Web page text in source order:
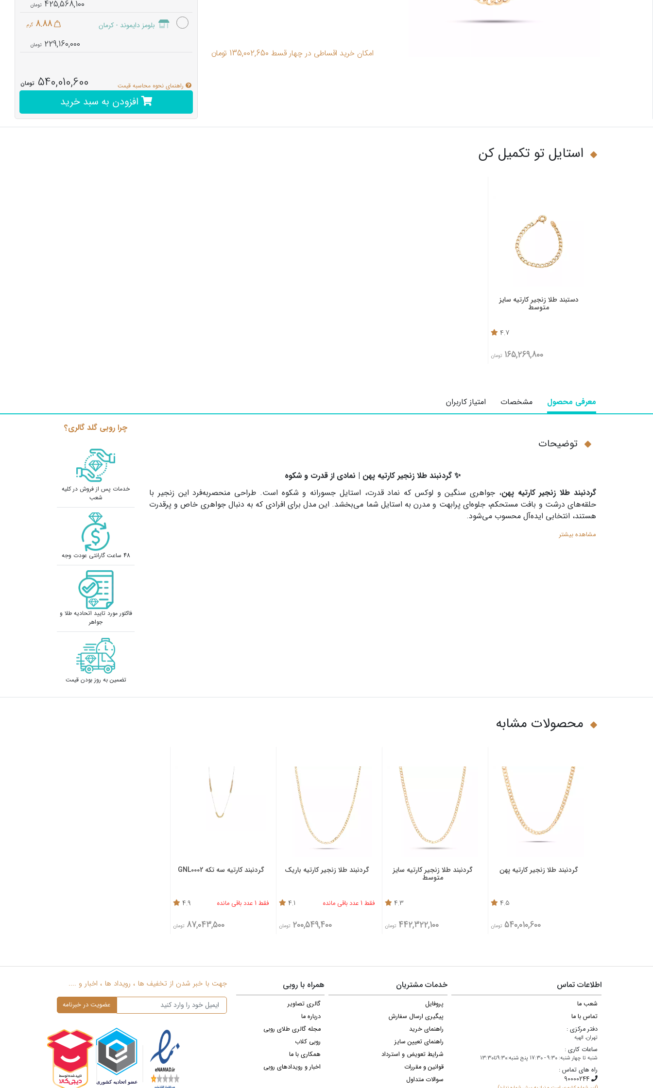
امکان خرید اقساطی در چهار قسط 135,002,650 تومان
425,568,100
بلومز دایموند - کرمان 8.88 گرم
229,160,000
540,010,600 تومان راهنمای نحوه محاسبه قیمت
افزودن به سبد خرید
استایل تو تکمیل کن
دستبند طلا زنجیر کارتیه سایز
متوسط
4.7
165,269,800 تومان
معرفی محصول مشخصات امتیاز کاربران
توضیحات
✨ گردنبند طلا زنجیر کارتیه پهن | نمادی از قدرت و شکوه
گردنبند طلا زنجیر کارتیه پهن، جواهری سنگین و لوکس که نماد قدرت، استایل جسورانه و شکوه است. طراحی منحصر‌به‌فرد این زنجیر با
حلقه‌های درشت و بافت مستحکم، جلوه‌ای پرابهت و مدرن به استایل شما می‌بخشد. این مدل برای افرادی که به دنبال جواهری خاص و پرقدرت
هستند، انتخابی ایده‌آل محسوب می‌شود.
مشاهده بیشتر
چرا روبی گلد گالری؟
خدمات پس از فروش در کلیه
شعب
48 ساعت گارانتی عودت وجه
فاکتور مورد تایید اتحادیه طلا و
جواهر
تضمین به روز بودن قیمت
محصولات مشابه
گردنبند طلا زنجیر کارتیه پهن
4.5
540,010,600 تومان
گردنبند طلا زنجیر کارتیه سایز
متوسط
4.3
442,322,100 تومان
گردنبند طلا زنجیر کارتیه باریک
فقط 1 عدد باقی مانده 4.1
200,549,400 تومان
گردنبند کارتیه سه تکه GNL0002
فقط 1 عدد باقی مانده 4.9
87,043,500 تومان
اطلاعات تماس
شعب ما
تماس با ما
دفتر مرکزی :
تهران، الهیه
ساعات کاری :
شنبه تا چهار شنبه: 9:30 - 17:30 پنج شنبه:9:30تا13:30
راه های تماس :
خدمات مشتریان
پروفایل
پیگیری ارسال سفارش
راهنمای خرید
راهنمای تعیین سایز
شرایط تعویض و استرداد
قوانین و مقررات
سوالات متداول
همراه با روبی
گالری تصاویر
درباره ما
مجله گالری طلای روبی
روبی کلاب
همکاری با ما
اخبار و رویدادهای روبی
جهت با خبر شدن از تخفیف ها ، رویداد ها ، اخبار و ....